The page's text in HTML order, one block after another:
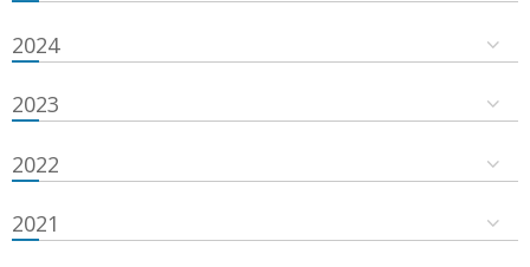
2024
2023
2022
2021